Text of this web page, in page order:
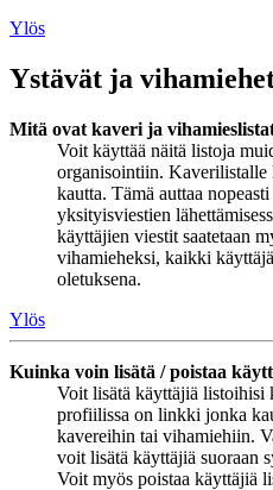
Ylös
Ystävät ja
Mitä ovat kaveri ja
Voit käyttää näitä listoja
organisointiin. Kaverilistalle
kautta. Tämä auttaa
yksityisviestien
käyttäjien viestit saatetaan
vihamieheksi, kaikki
oletuksena.
Ylös
Kuinka voin lisätä / poistaa
Voit lisätä käyttäjiä listoihisi
profiilissa on linkki jonka
kavereihin tai vihamiehiin.
voit lisätä käyttäjiä suoraan
Voit myös poistaa käyttäjiä